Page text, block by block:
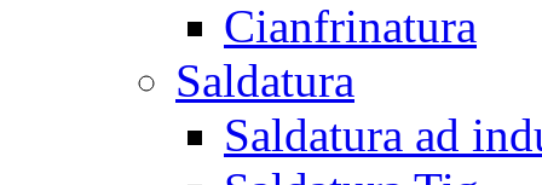
Cianfrinatura
Saldatura
Saldatura ad